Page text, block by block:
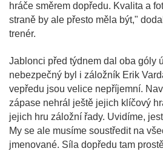
hráče směrem dopředu. Kvalita a
straně by ale přesto měla být,"
trenér.
Jablonci před týdnem dal oba góly
nebezpečný byl i záložník Erik
vepředu jsou velice nepříjemní.
zápase nehrál ještě jejich klíčový
jejich hru záložní řady. Uvidíme,
My se ale musíme soustředit na
jmenované. Síla dopředu tam